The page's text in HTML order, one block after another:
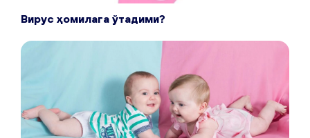
Вирус ҳомилага ўтадими?